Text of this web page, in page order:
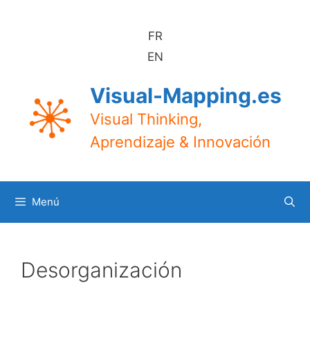
FR
EN
Visual-Mapping.es
Visual Thinking,
Aprendizaje & Innovación
Menú
Desorganización